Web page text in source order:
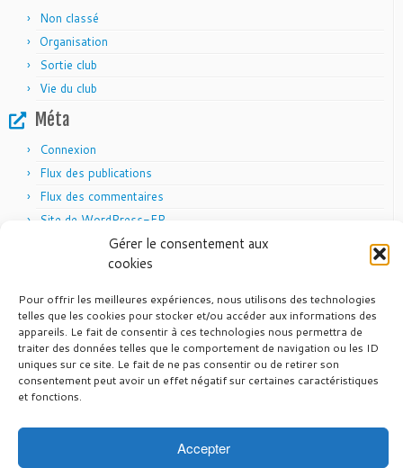
Gérer le consentement aux
cookies
Pour offrir les meilleures expériences, nous utilisons des technologies
telles que les cookies pour stocker et/ou accéder aux informations des
appareils. Le fait de consentir à ces technologies nous permettra de
traiter des données telles que le comportement de navigation ou les ID
uniques sur ce site. Le fait de ne pas consentir ou de retirer son
consentement peut avoir un effet négatif sur certaines caractéristiques
et fonctions.
Accepter
Non classé
Organisation
Sortie club
Vie du club
Méta
Connexion
Flux des publications
Flux des commentaires
Site de WordPress-FR
Articles récents
Vél’Auvergne 2026 24 juin 2026
Pas de randonnée du CTM en 2026 26 mai 2026
Calendrier FFVELO 2026 12 mars 2026
Fin de saison 2025 29 octobre 2025